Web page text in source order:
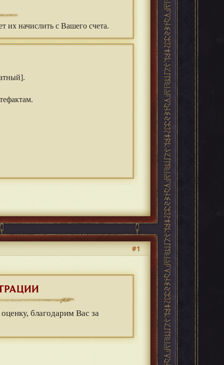
их начислить с Вашего счета.
#1
благодарим Вас за